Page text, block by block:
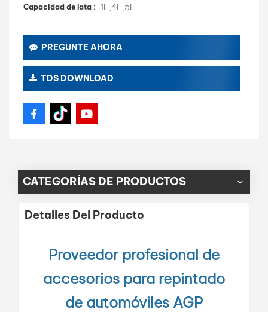
Capacidad de lata : 1L,4L,5L
PREGUNTE AHORA
TDS DOWNLOAD
CATEGORÍAS DE PRODUCTOS
Detalles Del Producto
Proveedor profesional de
accesorios para repintado
de automóviles AGP